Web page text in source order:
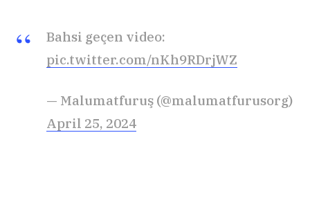
Bahsi geçen video:
pic.twitter.com/nKh9RDrjWZ
— Malumatfuruş (@malumatfurusorg)
April 25, 2024